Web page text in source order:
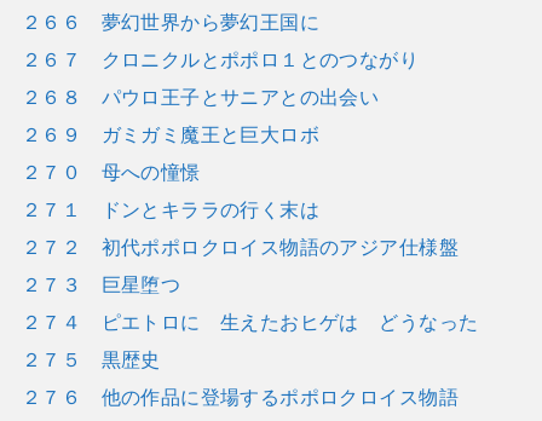
２６６ 夢幻世界から夢幻王国に
２６７ クロニクルとポポロ１とのつながり
２６８ パウロ王子とサニアとの出会い
２６９ ガミガミ魔王と巨大ロボ
２７０ 母への憧憬
２７１ ドンとキララの行く末は
２７２ 初代ポポロクロイス物語のアジア仕様盤
２７３ 巨星堕つ
２７４ ピエトロに 生えたおヒゲは どうなった
２７５ 黒歴史
２７６ 他の作品に登場するポポロクロイス物語